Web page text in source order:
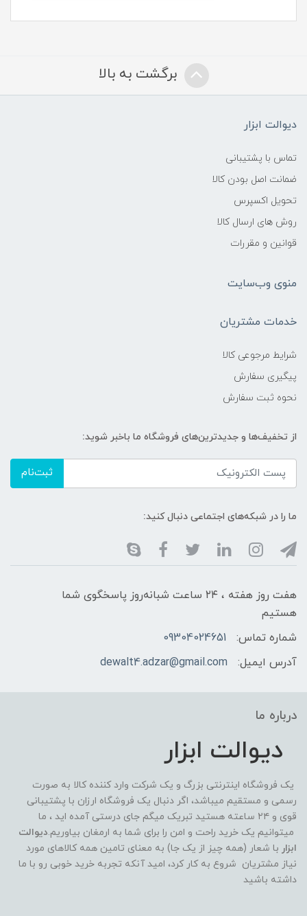
برگشت به بالا
دیوالت ابزار
تماس با پشتیبانی
ضمانت اصل بودن کالا
تحویل اکسپرس
روش های ارسال کالا
قوانین و مقررات
منوی وب‌سایت
خدمات مشتریان
شرایط مرجوعی کالا
پیگیری سفارش
نحوه ثبت سفارش
از تخفیف‌ها و جدیدترین‌های فروشگاه ما باخبر شوید:
ثبت‌نام
ما را در شبکه‌های اجتماعی دنبال کنید:
هفت روز هفته ، ۲۴ ساعت شبانه‌روز پاسخگوی شما
هستیم
شماره تماس:
09304024651
آدرس ایمیل:
dewalt4.adzar@gmail.com
درباره ما
دیوالت ابزار
یک فروشگاه اینترنتی بزرگ و یک شرکت وارد کننده کالا به صورت
رسمی و مستقیم میباشد، اگر دنبال یک فروشگاه ارزان با پشتیبانی
قوی و ۲۴ ساعته هستید تبریک میگم جای درستی آمده اید ، ما
میتوانیم یک خرید راحت و امن را برای شما به ارمغان بیاوریم.دیوالت
ابزار با شعار (همه چیز از یک جا) به معنای تامین همه کالاهای مورد
نیاز مشتریان شروع به کار کرد، امید آنکه تجربه خرید خوبی رو با ما
داشته باشید